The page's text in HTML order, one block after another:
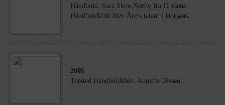
Håndbold. Sara Skou Nørby fra Horsens
Håndboldklub blev Årets talent i Horsens.
2005
Torsted Håndboldklub. Annette Olesen.